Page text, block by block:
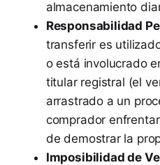
almacenamiento
Responsabilidad
transferir es
o está involucrado
titular registral (el
arrastrado a un
comprador
de demostrar la
Imposibilidad de